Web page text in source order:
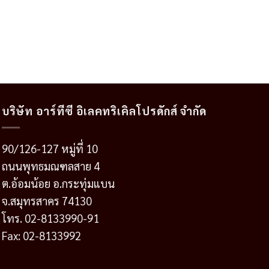
บริษัท อาร์ทีซี อิเลคทริเคิลโปรดักส์ จำกัด
90/126-127 หมู่ที่ 10
ถนนพุทธมณฑลสาย 4
ต.อ้อมน้อย อ.กระทุ่มแบน
จ.สมุทรสาคร 74130
โทร. 02-8133990-91
Fax: 02-8133992